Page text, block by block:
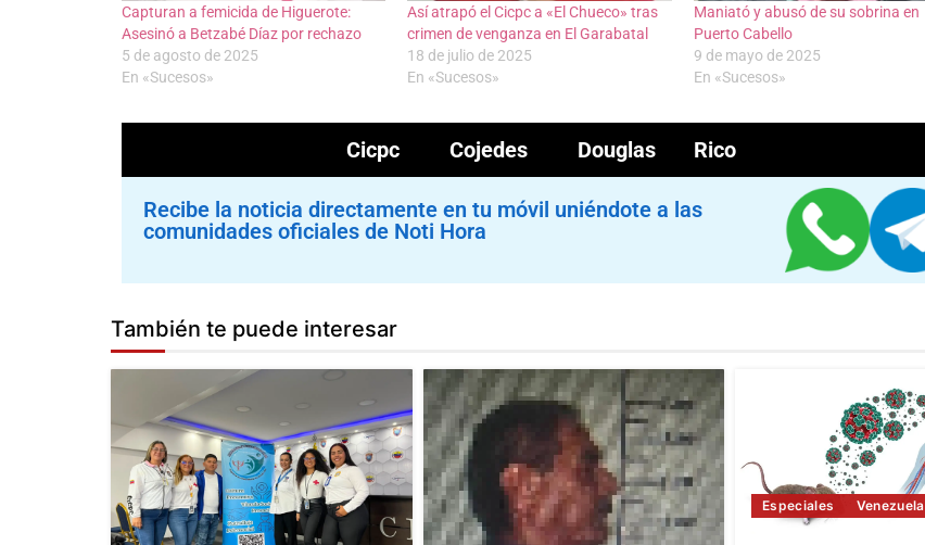
Capturan a femicida de Higuerote:
Asesinó a Betzabé Díaz por rechazo
5 de agosto de 2025
En «Sucesos»
Así atrapó el Cicpc a «El Chueco» tras
crimen de venganza en El Garabatal
18 de julio de 2025
En «Sucesos»
Maniató y abusó de su sobrina en
Puerto Cabello
9 de mayo de 2025
En «Sucesos»
Cicpc Cojedes Douglas Rico
Recibe la noticia directamente en tu móvil uniéndote a las
comunidades oficiales de Noti Hora
También te puede interesar
Especiales Venezuela